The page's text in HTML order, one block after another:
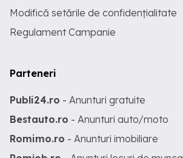
Modifică setările de confidențialitate
Regulament Campanie
Parteneri
Publi24.ro - Anunturi gratuite
Bestauto.ro - Anunturi auto/moto
Romimo.ro - Anunturi imobiliare